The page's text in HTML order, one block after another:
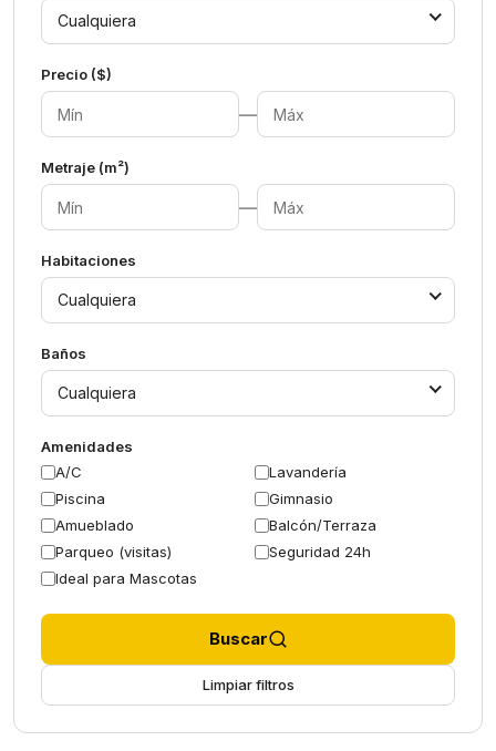
Cualquiera
Precio ($)
—
Metraje (m²)
—
Habitaciones
Cualquiera
Baños
Cualquiera
Amenidades
A/C
Lavandería
Piscina
Gimnasio
Amueblado
Balcón/Terraza
Parqueo (visitas)
Seguridad 24h
Ideal para Mascotas
Buscar
Limpiar filtros